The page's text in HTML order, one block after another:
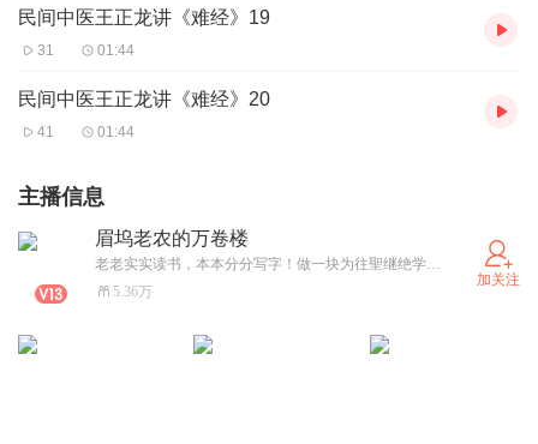
民间中医王正龙讲《难经》19
31 01:44
民间中医王正龙讲《难经》20
41 01:44
主播信息
眉坞老农的万卷楼
老老实实读书，本本分分写字！做一块为往聖继绝学的边角料。躬身积行垒善，共筑美好人间！
5.36万
加关注